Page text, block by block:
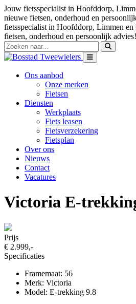
Jouw fietsspecialist in Hoofddorp,
nieuwe fietsen, onderhoud en
fietsspecialist in Hoofddorp, Limmen
fietsen, onderhoud en persoonlijk advies!
Ons aanbod
Onze merken
Fietsen
Diensten
Werkplaats
Fiets leasen
Fietsverzekering
Fietsplan
Over ons
Nieuws
Contact
Vacatures
Victoria E-
Prijs
€ 2.999,-
Specificaties
Framemaat: 56
Merk: Victoria
Model: E-trekking 9.8